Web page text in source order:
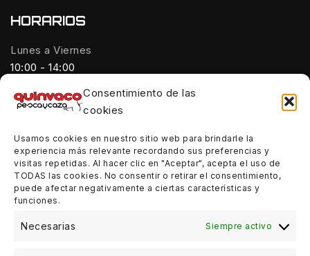
Consentimiento de las
cookies
Usamos cookies en nuestro sitio web para brindarle la
experiencia más relevante recordando sus preferencias y
visitas repetidas. Al hacer clic en "Aceptar", acepta el uso de
TODAS las cookies. No consentir o retirar el consentimiento,
puede afectar negativamente a ciertas características y
funciones.
Necesarias Siempre activo
HORARIOS
Lunes a Viernes
10:00 - 14:00
Tardes:
18:00 - 21:00
Sábados:
10:00 - 14:00
Domingos:
Cerrado